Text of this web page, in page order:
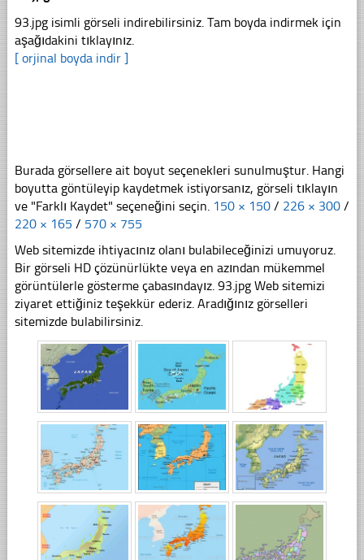
93.jpg isimli görseli indirebilirsiniz. Tam boyda indirmek için
aşağıdakini tıklayınız.
[ orjinal boyda indir ]
Burada görsellere ait boyut seçenekleri sunulmuştur. Hangi
boyutta göntüleyip kaydetmek istiyorsanız, görseli tıklayın
ve "Farklı Kaydet" seçeneğini seçin. 150 × 150 / 226 × 300 /
220 × 165 / 570 × 755
Web sitemizde ihtiyacınız olanı bulabileceğinizi umuyoruz.
Bir görseli HD çözünürlükte veya en azından mükemmel
görüntülerle gösterme çabasındayız. 93.jpg Web sitemizi
ziyaret ettiğiniz teşekkür ederiz. Aradığınız görselleri
sitemizde bulabilirsiniz.